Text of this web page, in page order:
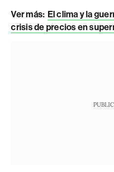
Ver más: El clima y la
crisis de precios en